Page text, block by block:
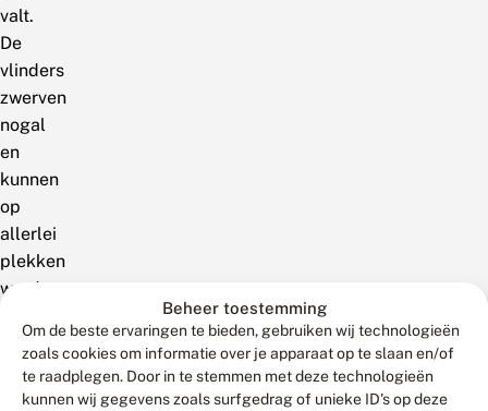
Beheer toestemming
Om de beste ervaringen te bieden, gebruiken wij technologieën
zoals cookies om informatie over je apparaat op te slaan en/of
te raadplegen. Door in te stemmen met deze technologieën
kunnen wij gegevens zoals surfgedrag of unieke ID's op deze
valt.
De
vlinders
zwerven
nogal
en
kunnen
op
allerlei
plekken
worden
rups
het